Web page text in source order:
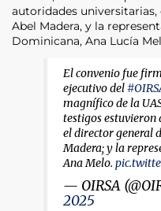
autoridades
Abel Madera, y la
Dominicana, Ana Lucía
El convenio fue
ejecutivo del
magnífico de la
testigos
el director general
Madera; y la
Ana Melo.
— OIRSA
2025